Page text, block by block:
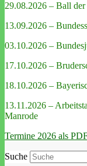
29.08.2026 – Ball
13.09.2026 –
03.10.2026 –
17.10.2026 –
18.10.2026 –
13.11.2026 –
Manrode
Termine 2026 als
Suche